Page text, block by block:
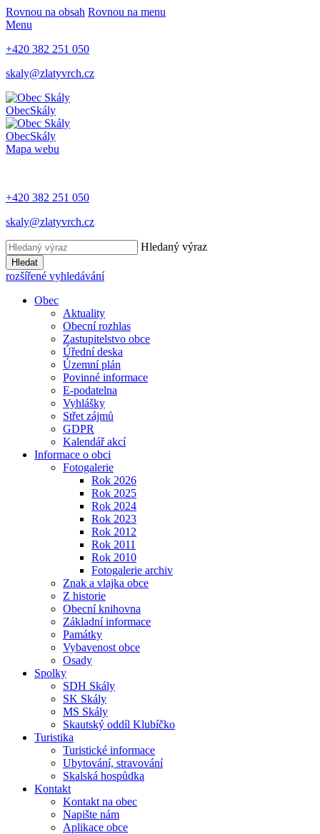
Rovnou na obsah Rovnou na menu
Menu
+420 382 251 050
skaly@zlatyvrch.cz
ObecSkály
ObecSkály
Mapa webu
+420 382 251 050
skaly@zlatyvrch.cz
Hledaný výraz
Hledat
rozšířené vyhledávání
Obec
Aktuality
Obecní rozhlas
Zastupitelstvo obce
Úřední deska
Územní plán
Povinné informace
E-podatelna
Vyhlášky
Střet zájmů
GDPR
Kalendář akcí
Informace o obci
Fotogalerie
Rok 2026
Rok 2025
Rok 2024
Rok 2023
Rok 2012
Rok 2011
Rok 2010
Fotogalerie archiv
Znak a vlajka obce
Z historie
Obecní knihovna
Základní informace
Památky
Vybavenost obce
Osady
Spolky
SDH Skály
SK Skály
MS Skály
Skautský oddíl Klubíčko
Turistika
Turistické informace
Ubytování, stravování
Skalská hospůdka
Kontakt
Kontakt na obec
Napište nám
Aplikace obce